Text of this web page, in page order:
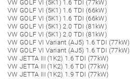
VW GOLF VI (5K1) 1.6 TDI (77kW)
VW GOLF VI (5K1) 1.6 TDI (66kW)
VW GOLF VI (5K1) 1.6 TDI (66kW)
VW GOLF VI (5K1) 2.0 TDI (81kW)
VW GOLF VI (5K1) 2.0 TDI (81kW)
VW GOLF VI Variant (AJ5) 1.6 TDI (77kW)
VW GOLF VI Variant (AJ5) 1.6 TDI (77kW)
VW JETTA III (1K2) 1.6 TDI (77kW)
VW JETTA III (1K2) 1.6 TDI (77kW)
VW JETTA III (1K2) 1.9 TDI (77kW)